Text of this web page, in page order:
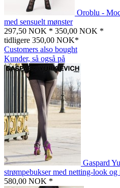
Oroblu -
med sensuelt mønster
297,50 NOK * 350,00 NOK *
tidligere 350,00 NOK*
Customers also bought
Kunder, så også på
Gaspard
strømpebukser med netting-look
580,00 NOK *